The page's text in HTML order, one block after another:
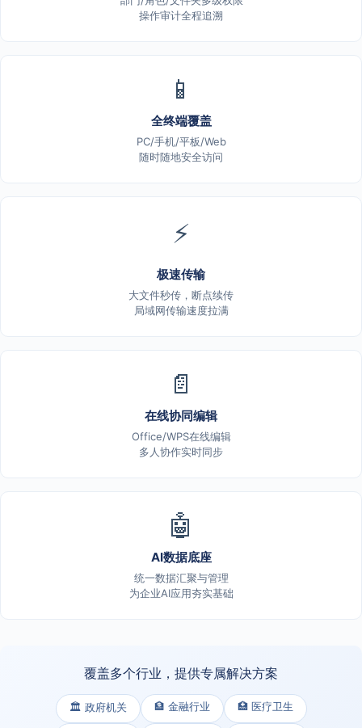
操作审计全程追溯
📱
全终端覆盖
PC/手机/平板/Web
随时随地安全访问
⚡
极速传输
大文件秒传，断点续传
局域网传输速度拉满
📄
在线协同编辑
Office/WPS在线编辑
多人协作实时同步
🤖
AI数据底座
统一数据汇聚与管理
为企业AI应用夯实基础
覆盖多个行业，提供专属解决方案
🏛️ 政府机关 🏦 金融行业 🏥 医疗卫生